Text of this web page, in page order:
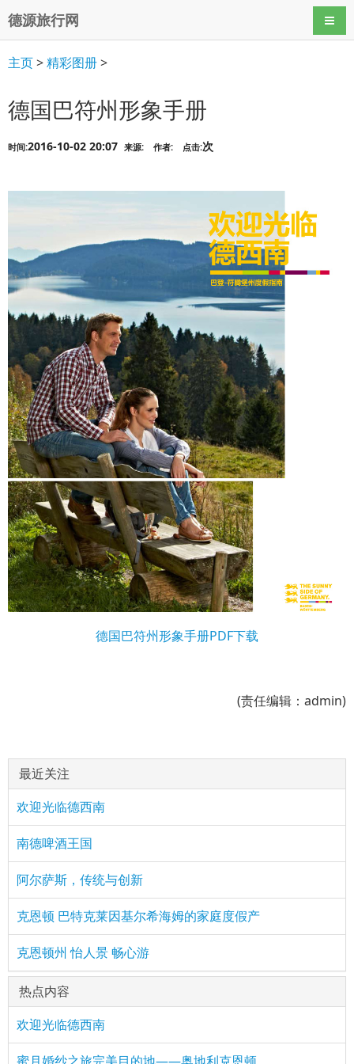
德源旅行网 导航
主页>精彩图册>
德国巴符州形象手册
时间:2016-10-02 20:07 来源: 作者: 点击:次
德国巴符州形象手册PDF下载
(责任编辑：admin)
最近关注
欢迎光临德西南
南德啤酒王国
阿尔萨斯，传统与创新
克恩顿 巴特克莱因基尔希海姆的家庭度假产
克恩顿州 怡人景 畅心游
热点内容
欢迎光临德西南